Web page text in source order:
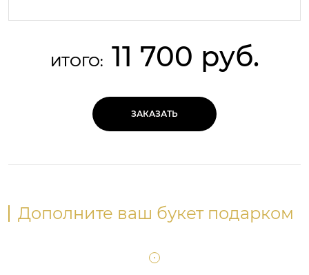
ИТОГО: 11 700 руб.
ЗАКАЗАТЬ
Дополните ваш букет подарком